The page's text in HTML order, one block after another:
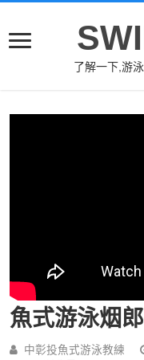
了解一下,游
魚式游泳烟
中彰投魚式游泳教練